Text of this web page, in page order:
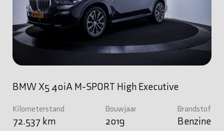
BMW X5 40iA M-SPORT High Executive
Kilometerstand
72.537 km
Bouwjaar
2019
Brandstof
Benzine